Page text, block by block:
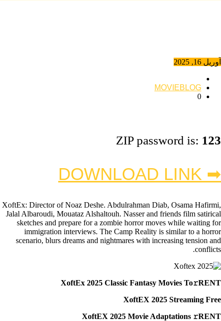
آوریل 16, 2025
MOVIEBLOG
0
ZIP password is: 123
➡ DOWNLOAD LINK
XoftEx: Director of Noaz Deshe. Abdulrahman Diab, Osama Hafirmi,
Jalal Albaroudi, Mouataz Alshaltouh. Nasser and friends film satirical
sketches and prepare for a zombie horror moves while waiting for
immigration interviews. The Camp Reality is similar to a horror
scenario, blurs dreams and nightmares with increasing tension and
conflicts.
XoftEx 2025 Classic Fantasy Movies To𝚛RENT
XoftEX 2025 Streaming Free
XoftEX 2025 Movie Adaptations 𝚛RENT